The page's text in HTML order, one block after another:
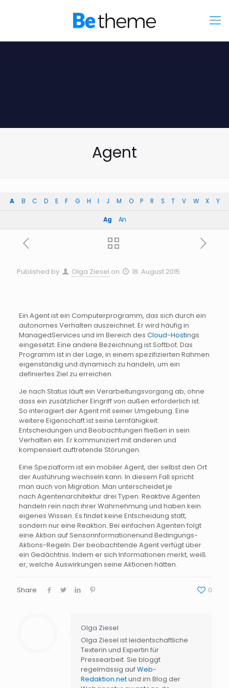
Agent
A B C D E F G H I J M O P R S T V W X Y
Ag An
Published by Olga Ziesel on 18. August 2015
Ein Agent ist ein Computerprogramm, das sich durch ein
autonomes Verhalten auszeichnet. Er wird häufig in
ManagedServices und im Bereich des Cloud-Hostings
eingesetzt. Eine andere Bezeichnung istSoftbot. Das
Programm ist in der Lage, in einem spezifizierten Rahmen
eigenständig und dynamisch zu handeln, um ein
definiertes Ziel zu erreichen.
Je nach Status läuft ein Verarbeitungsvorgang ab, ohne
dass ein zusätzlicher Eingriff von außen erforderlich ist.
So interagiert der Agent mit seiner Umgebung. Eine
weitere Eigenschaft ist seine Lernfähigkeit:
Entscheidungen und Beobachtungen fließen in sein
Verhalten ein. Er kommuniziert mit anderen und
kompensiert auftretende Störungen.
Eine Spezialform ist ein mobiler Agent, der selbst den Ort
der Ausführung wechseln kann. In diesem Fall spricht
man auch von Migration. Man unterscheidet je
nach Agentenarchitekturdrei Typen. Reaktive Agenten
handeln rein nach ihrer Wahrnehmung und haben kein
eigenes Wissen. Es findet keine Entscheidung statt,
sondern nur eine Reaktion. Bei einfachen Agenten folgt
eine Aktion aufSensorinformationenund Bedingungs-
Aktions-Regeln. Der beobachtende Agent verfügt über
ein Gedächtnis. Indem er sich Informationen merkt, weiß
er, welche Auswirkungen seine Aktionen hätten.
Share 0
Olga Ziesel
Olga Ziesel ist leidentschaftliche
Texterin und Expertin für
Pressearbeit. Sie bloggt
regelmässig aufWeb-
Redaktion.netund im Blog der